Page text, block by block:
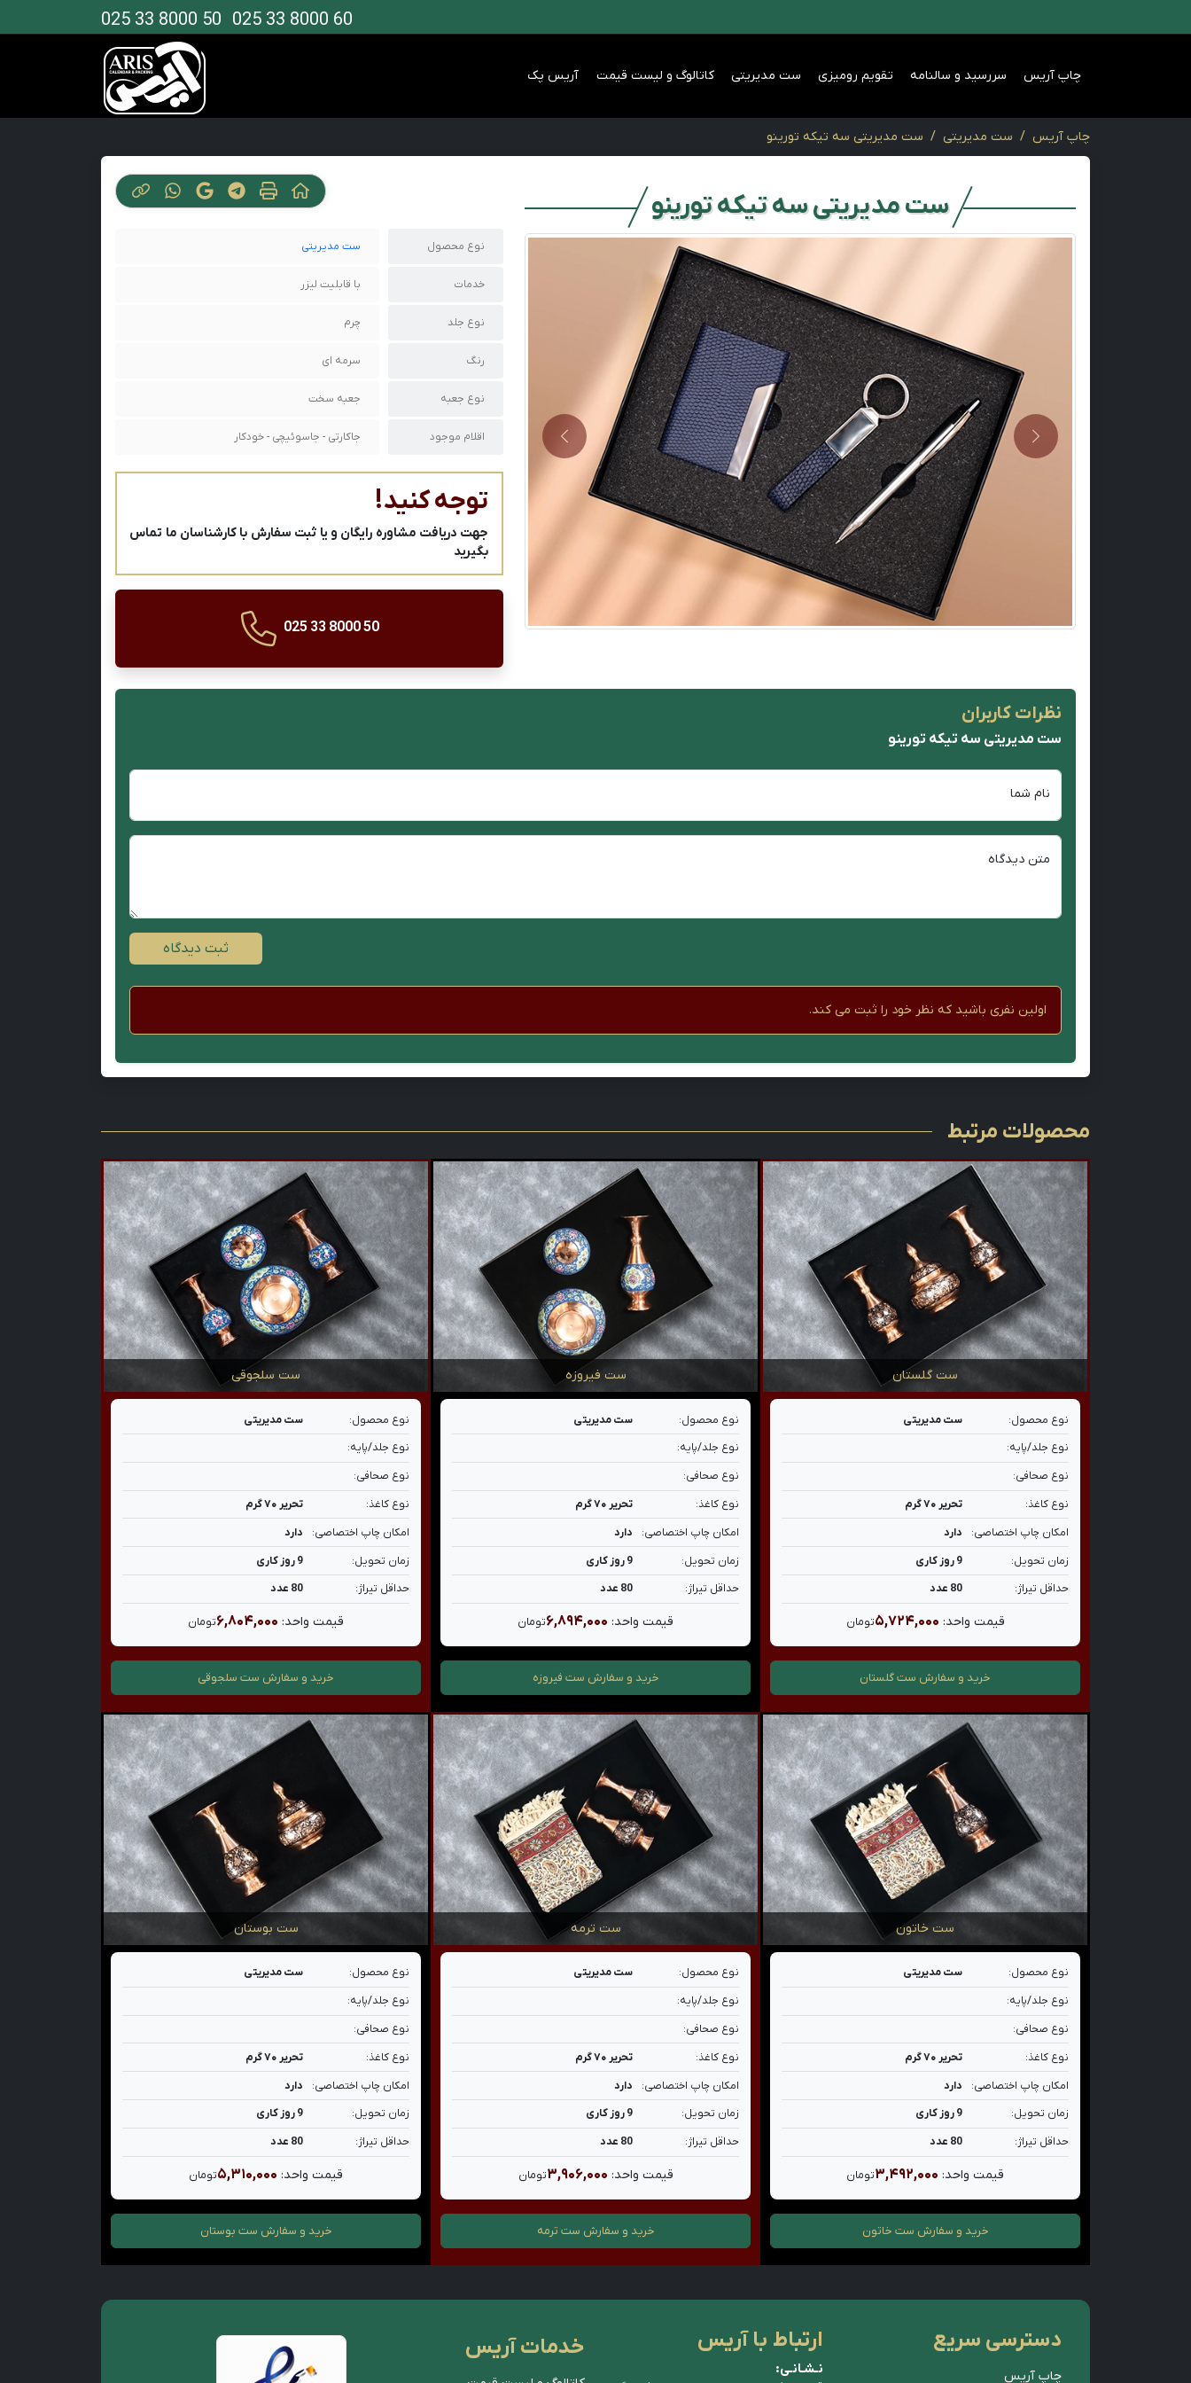
025 33 8000 60
025 33 8000 50
چاپ آریس سررسید و سالنامه تقویم رومیزی ست مدیریتی کاتالوگ و لیست قیمت آریس پک
چاپ آریس ست مدیریتی ست مدیریتی سه تیکه تورینو
ست مدیریتی سه تیکه تورینو
Previous
Next
نوع محصول ست مدیریتی
خدمات با قابلیت لیزر
نوع جلد چرم
رنگ سرمه ای
نوع جعبه جعبه سخت
اقلام موجود جاکارتی - جاسوئیچی - خودکار
توجه کنید!
جهت دریافت مشاوره رایگان و یا ثبت سفارش با کارشناسان ما تماس
بگیرید
025 33 8000 50
نظرات کاربران
ست مدیریتی سه تیکه تورینو
نام شما
متن دیدگاه
ثبت دیدگاه
اولین نفری باشید که نظر خود را ثبت می کند.
محصولات مرتبط
ست گلستان
نوع محصول:
ست مدیریتی
نوع جلد/پایه:
نوع صحافی:
نوع کاغذ:
تحریر ۷۰ گرم
امکان چاپ اختصاصی:
دارد
زمان تحویل:
9 روز کاری
حداقل تیراژ:
80 عدد
قیمت واحد: ۵,۷۲۴,۰۰۰تومان
خرید و سفارش ست گلستان
ست فیروزه
نوع محصول:
ست مدیریتی
نوع جلد/پایه:
نوع صحافی:
نوع کاغذ:
تحریر ۷۰ گرم
امکان چاپ اختصاصی:
دارد
زمان تحویل:
9 روز کاری
حداقل تیراژ:
80 عدد
قیمت واحد: ۶,۸۹۴,۰۰۰تومان
خرید و سفارش ست فیروزه
ست سلجوقی
نوع محصول:
ست مدیریتی
نوع جلد/پایه:
نوع صحافی:
نوع کاغذ:
تحریر ۷۰ گرم
امکان چاپ اختصاصی:
دارد
زمان تحویل:
9 روز کاری
حداقل تیراژ:
80 عدد
قیمت واحد: ۶,۸۰۴,۰۰۰تومان
خرید و سفارش ست سلجوقی
ست خاتون
نوع محصول:
ست مدیریتی
نوع جلد/پایه:
نوع صحافی:
نوع کاغذ:
تحریر ۷۰ گرم
امکان چاپ اختصاصی:
دارد
زمان تحویل:
9 روز کاری
حداقل تیراژ:
80 عدد
قیمت واحد: ۳,۴۹۲,۰۰۰تومان
خرید و سفارش ست خاتون
ست ترمه
نوع محصول:
ست مدیریتی
نوع جلد/پایه:
نوع صحافی:
نوع کاغذ:
تحریر ۷۰ گرم
امکان چاپ اختصاصی:
دارد
زمان تحویل:
9 روز کاری
حداقل تیراژ:
80 عدد
قیمت واحد: ۳,۹۰۶,۰۰۰تومان
خرید و سفارش ست ترمه
ست بوستان
نوع محصول:
ست مدیریتی
نوع جلد/پایه:
نوع صحافی:
نوع کاغذ:
تحریر ۷۰ گرم
امکان چاپ اختصاصی:
دارد
زمان تحویل:
9 روز کاری
حداقل تیراژ:
80 عدد
قیمت واحد: ۵,۳۱۰,۰۰۰تومان
خرید و سفارش ست بوستان
دسترسی سریع
چاپ آریس
ارتباط با آریس
نـشـانـی:
خدمات آریس